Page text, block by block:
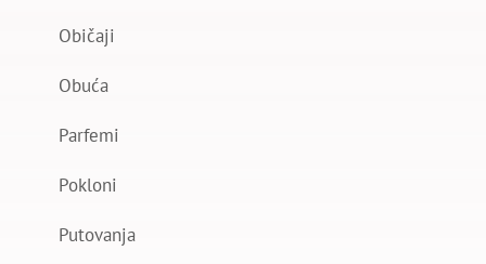
Običaji
Obuća
Parfemi
Pokloni
Putovanja